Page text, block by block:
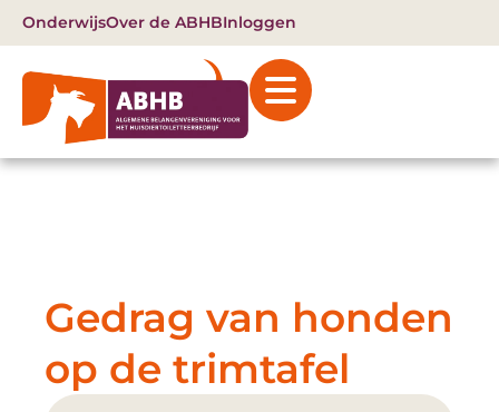
OnderwijsOver de ABHBInloggen
Gedrag van honden
op de trimtafel